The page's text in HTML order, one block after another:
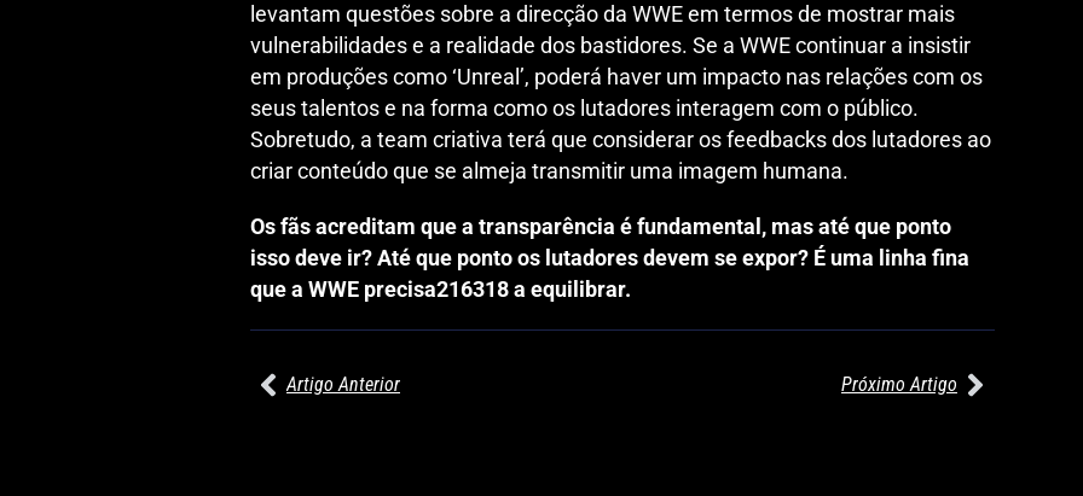
levantam questões sobre a direcção da WWE em termos de mostrar mais
vulnerabilidades e a realidade dos bastidores. Se a WWE continuar a insistir
em produções como ‘Unreal’, poderá haver um impacto nas relações com os
seus talentos e na forma como os lutadores interagem com o público.
Sobretudo, a team criativa terá que considerar os feedbacks dos lutadores ao
criar conteúdo que se almeja transmitir uma imagem humana.
Os fãs acreditam que a transparência é fundamental, mas até que ponto
isso deve ir? Até que ponto os lutadores devem se expor? É uma linha fina
que a WWE precisa216318 a equilibrar.
Artigo Anterior Próximo Artigo